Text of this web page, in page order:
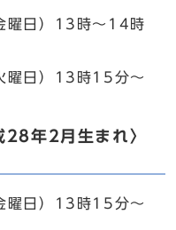
曜日）13時～14時
曜日）13時15分～
年2月生まれ〉
曜日）13時15分～